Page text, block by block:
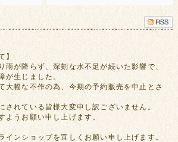
】
雨が降らず、深刻な水不足が続いた影響で、
が生じました。
大幅な不作の為、今期の予約販売を中止とさ
されている皆様大変申し訳ございません。
ようお願い申し上げます。
インショップを宜しくお願い申し上げます。